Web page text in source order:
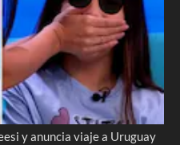
y anuncia viaje a Uruguay